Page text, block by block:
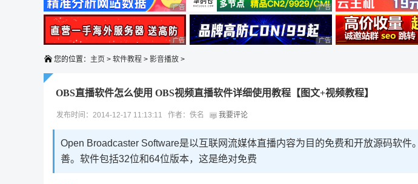
广告 商业广告，理性选择 广告 商业广告，理性选择
广告 商业广告，理性选择 广告 商业广告，理性选择
您的位置： 主页 > 软件教程 > 影音播放 >
OBS直播软件怎么使用 OBS视频直播软件详细使用教程【图文+视频教程】
发布时间：2014-12-17 11:13:11 作者：佚名 我要评论
Open Broadcaster Software是以互联网流媒体直播内容为目的免费和开放源码软件
善。软件包括32位和64位版本，这是绝对免费